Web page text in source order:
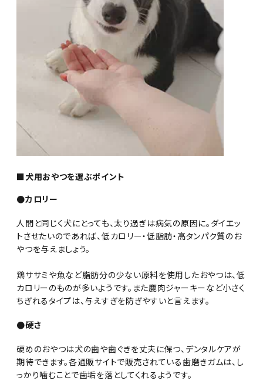
■犬用おやつを選ぶポイント
●カロリー
人間と同じく犬にとっても、太り過ぎは病気の原因に。ダイエッ
トさせたいのであれば、低カロリー・低脂肪・高タンパク質のお
やつを与えましょう。
鶏ササミや魚など脂肪分の少ない原料を使用したおやつは、低
カロリーのものが多いようです。また鹿肉ジャーキーなど小さく
ちぎれるタイプは、与えすぎを防ぎやすいと言えます。
●硬さ
硬めのおやつは犬の歯や歯ぐきを丈夫に保つ、デンタルケアが
期待できます。各通販サイトで販売されている歯磨きガムは、し
っかり噛むことで歯垢を落としてくれるようです。